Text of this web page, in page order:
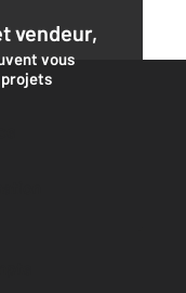
vendeur,
vous
projets